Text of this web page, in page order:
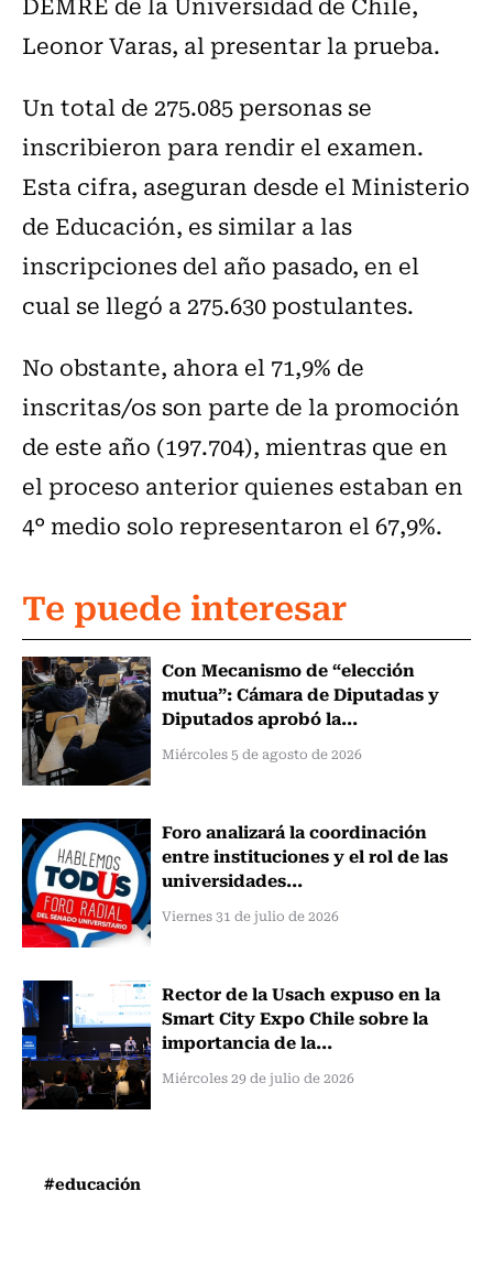
Leonor Varas, al presentar la prueba.
Un total de 275.085 personas se
inscribieron para rendir el examen.
Esta cifra, aseguran desde el Ministerio
de Educación, es similar a las
inscripciones del año pasado, en el
cual se llegó a 275.630 postulantes.
No obstante, ahora el 71,9% de
inscritas/os son parte de la promoción
de este año (197.704), mientras que en
el proceso anterior quienes estaban en
4° medio solo representaron el 67,9%.
Te puede interesar
Con Mecanismo de “elección
mutua”: Cámara de Diputadas y
Diputados aprobó la...
Miércoles 5 de agosto de 2026
Foro analizará la coordinación
entre instituciones y el rol de las
universidades...
Viernes 31 de julio de 2026
Rector de la Usach expuso en la
Smart City Expo Chile sobre la
importancia de la...
Miércoles 29 de julio de 2026
#educación